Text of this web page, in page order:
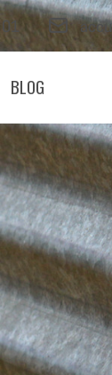
01
BLOG